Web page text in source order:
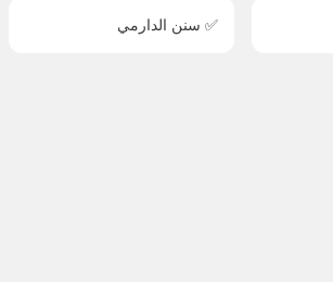
✅ سنن الدارمي